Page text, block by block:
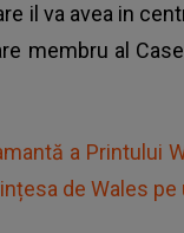
il va avea in
membru al
a Printului
de Wales pe